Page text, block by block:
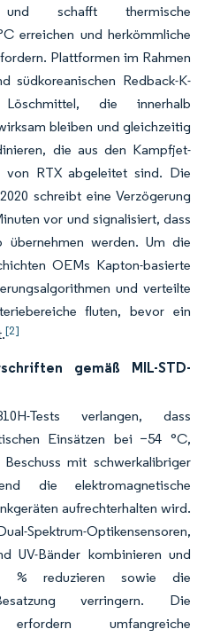
und schafft thermische
erreichen und herkömmliche
Plattformen im Rahmen
südkoreanischen Redback-K-
Löschmittel, die innerhalb
bleiben und gleichzeitig
die aus den Kampfjet-
von RTX abgeleitet sind. Die
schreibt eine Verzögerung
vor und signalisiert, dass
übernehmen werden. Um die
OEMs Kapton-basierte
und verteilte
fluten, bevor ein
[2]
gemäß MIL-STD-
Tests verlangen, dass
Einsätzen bei −54 °C,
mit schwerkalibriger
die elektromagnetische
aufrechterhalten wird.
Spektrum-Optikensensoren,
UV-Bänder kombinieren und
% reduzieren sowie die
verringern. Die
erfordern umfangreiche